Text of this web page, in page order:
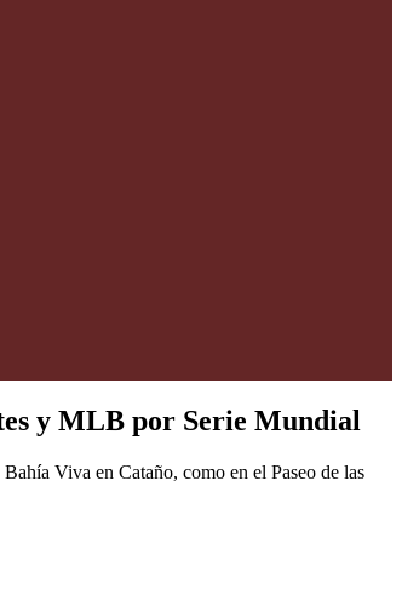
y MLB por Serie Mundial
Viva en Cataño, como en el Paseo de las